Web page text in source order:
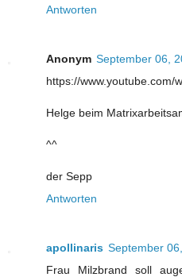
Antworten
Anonym September 06,
https://www.youtube.com/
Helge beim
^^
der Sepp
Antworten
apollinaris September
Frau Milzbrand soll